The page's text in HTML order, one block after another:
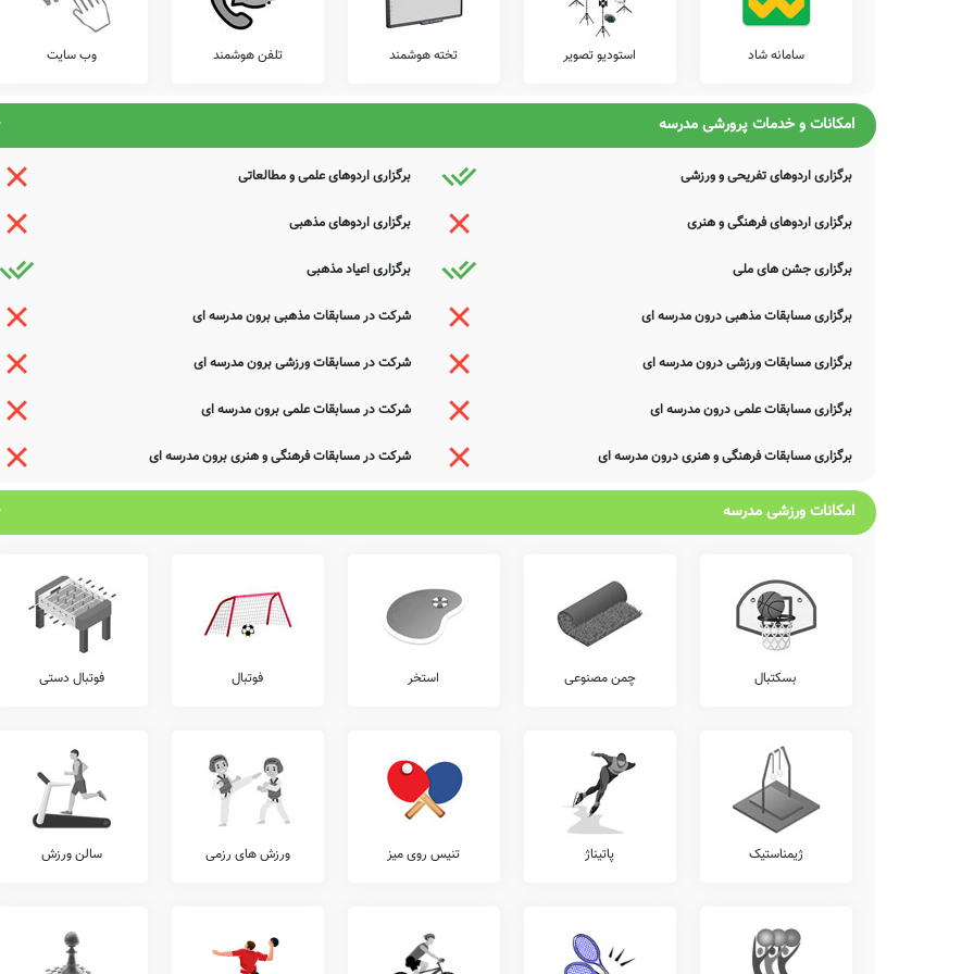
سامانه شاد استودیو تصویر تخته هوشمند تلفن هوشمند وب سایت
امکانات و خدمات پرورشی مدرسه
برگزاری اردوهای تفریحی و ورزشی برگزاری اردوهای علمی و مطالعاتی
برگزاری اردوهای فرهنگی و هنری برگزاری اردوهای مذهبی
برگزاری جشن های ملی برگزاری اعیاد مذهبی
برگزاری مسابقات مذهبی درون مدرسه ای شرکت در مسابقات مذهبی برون مدرسه ای
برگزاری مسابقات ورزشی درون مدرسه ای شرکت در مسابقات ورزشی برون مدرسه ای
برگزاری مسابقات علمی درون مدرسه ای شرکت در مسابقات علمی برون مدرسه ای
برگزاری مسابقات فرهنگی و هنری درون مدرسه ای شرکت در مسابقات فرهنگی و هنری برون مدرسه ای
امکانات ورزشی مدرسه
بسکتبال چمن مصنوعی استخر فوتبال فوتبال دستی
ژیمناستیک پاتیناژ تنیس روی میز ورزش های رزمی سالن ورزش